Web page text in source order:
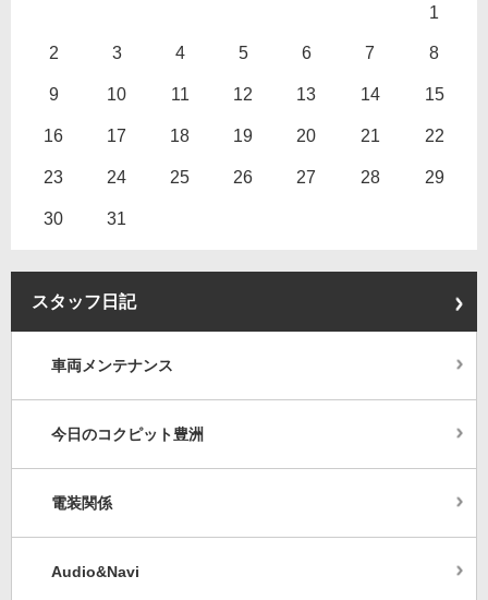
1
2 3 4 5 6 7 8
9 10 11 12 13 14 15
16 17 18 19 20 21 22
23 24 25 26 27 28 29
30 31
スタッフ日記
車両メンテナンス
今日のコクピット豊洲
電装関係
Audio&Navi